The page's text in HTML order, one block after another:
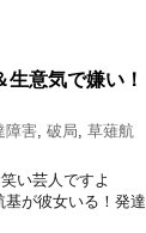
意気で嫌い！
障害 破局 草薙航
い芸人ですよ
が彼女いる！発達